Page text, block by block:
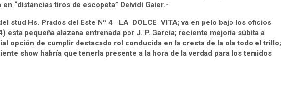
“distancias tiros de escopeta” Deividi Gaier.-
stud Hs. Prados del Este Nº 4 LA DOLCE VITA; va en pelo bajo los oficios
esta pequeña alazana entrenada por J. P. García; reciente mejoría súbita a
opción de cumplir destacado rol conducida en la cresta de la ola todo el trillo;
show habría que tenerla presente a la hora de la verdad para los temidos